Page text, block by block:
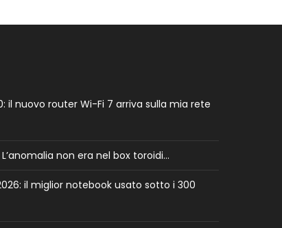
il nuovo router Wi-Fi 7 arriva sulla mia rete
non era nel box toroidi…
il miglior notebook usato sotto i 300